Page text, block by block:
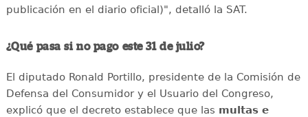
publicación en el diario oficial)", detalló la SAT.
¿Qué pasa si no pago este 31 de julio?
El diputado Ronald Portillo, presidente de la Comisión de
Defensa del Consumidor y el Usuario del Congreso,
explicó que el decreto establece que las multas e